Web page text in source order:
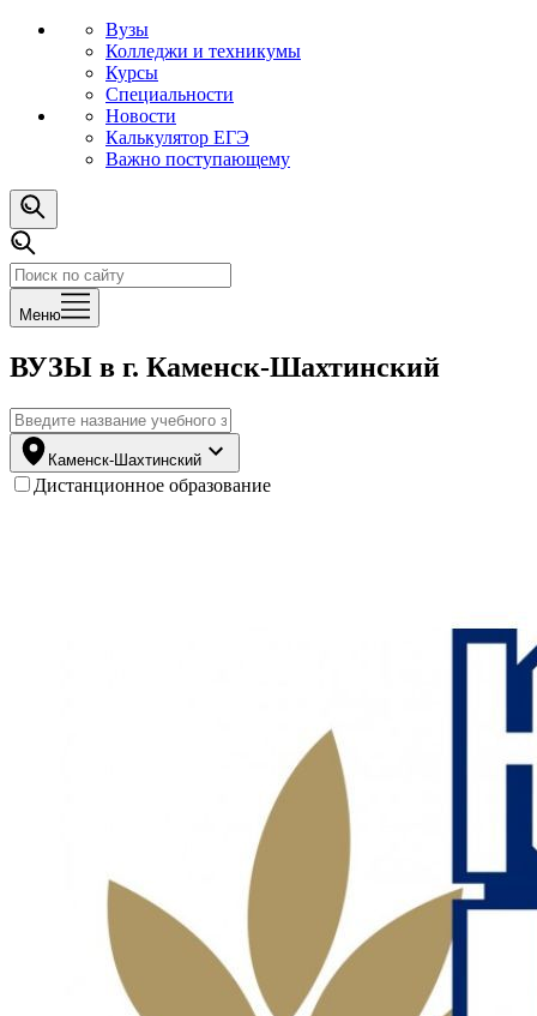
Вузы
Колледжи и техникумы
Курсы
Специальности
Новости
Калькулятор ЕГЭ
Важно поступающему
Меню
ВУЗЫ в г. Каменск-Шахтинский
Каменск-Шахтинский
Дистанционное образование